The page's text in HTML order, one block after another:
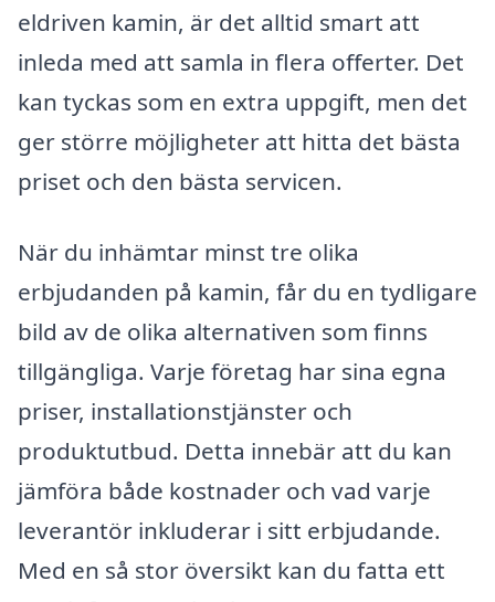
eldriven kamin, är det alltid smart att
inleda med att samla in flera offerter. Det
kan tyckas som en extra uppgift, men det
ger större möjligheter att hitta det bästa
priset och den bästa servicen.
När du inhämtar minst tre olika
erbjudanden på kamin, får du en tydligare
bild av de olika alternativen som finns
tillgängliga. Varje företag har sina egna
priser, installationstjänster och
produktutbud. Detta innebär att du kan
jämföra både kostnader och vad varje
leverantör inkluderar i sitt erbjudande.
Med en så stor översikt kan du fatta ett